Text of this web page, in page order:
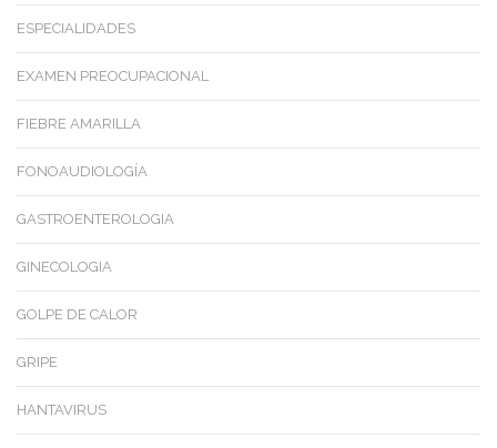
ESPECIALIDADES
EXAMEN PREOCUPACIONAL
FIEBRE AMARILLA
FONOAUDIOLOGÍA
GASTROENTEROLOGIA
GINECOLOGIA
GOLPE DE CALOR
GRIPE
HANTAVIRUS